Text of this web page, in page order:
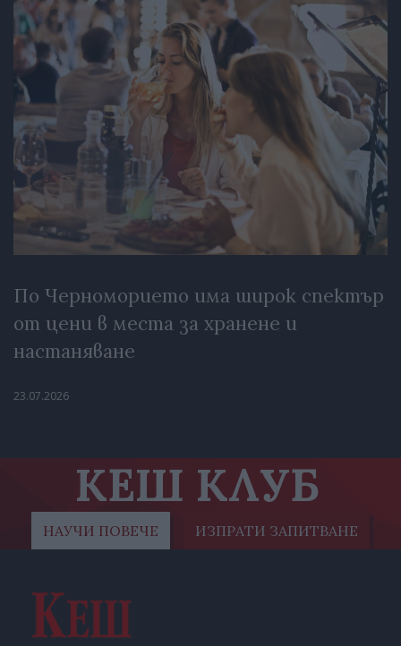
По Черноморието има широк спектър
от цени в места за хранене и
настаняване
23.07.2026
КЕШ КЛУБ
НАУЧИ ПОВЕЧЕ ИЗПРАТИ ЗАПИТВАНЕ